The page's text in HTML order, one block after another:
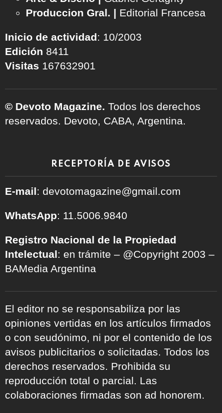
Produccion Gral. | Editorial Francesa
Inicio de actividad: 10/2003
Edición 8411
Visitas 167632901
© Devoto Magazine. Todos los derechos
reservados. Devoto, CABA, Argentina.
RECEPTORÍA DE AVISOS
E-mail: devotomagazine@gmail.com
WhatsApp: 11.5006.9840
Registro Nacional de la Propiedad
Intelectual: en trámite – @Copyright 2003 –
BAMedia Argentina
El editor no se responsabiliza por las
opiniones vertidas en los artículos firmados
o con seudónimo, ni por el contenido de los
avisos publicitarios o solicitadas. Todos los
derechos reservados. Prohibida su
reproducción total o parcial. Las
colaboraciones firmadas son ad honorem.